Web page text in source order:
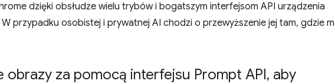
dzięki obsłudze wielu trybów i bogatszym interfejsom API urządzenia
przypadku osobistej i prywatnej AI chodzi o przewyższenie jej tam, gdzie
za pomocą interfejsu Prompt API, aby